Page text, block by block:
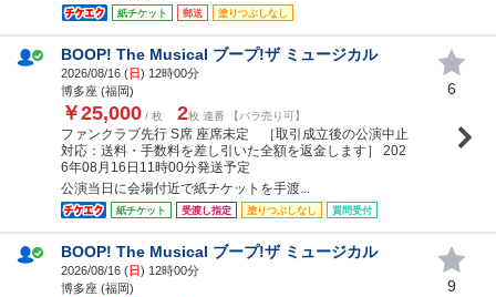
紙チケット 郵送 塗りつぶしなし
BOOP! The Musical ブープ!ザ ミュージカル
2026/08/16 (日) 12時00分
博多座 (福岡)
￥25,000 / 枚 2枚 連番 【バラ売り可】
ファンクラブ先行 S席 座席未定 ［取引成立後の公演中止
対応：送料・手数料を差し引いた全額を返金します］ 202
6年08月16日11時00分発送予定
公演当日に会場付近で紙チケットを手渡...
紙チケット 受渡し指定 塗りつぶしなし 質問受付
6
BOOP! The Musical ブープ!ザ ミュージカル
2026/08/16 (日) 12時00分
博多座 (福岡)
9